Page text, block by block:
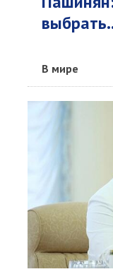
В мире